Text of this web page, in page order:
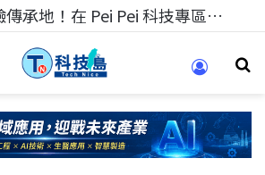
科技人的經驗傳承地！在 Pei Pei 科技專區，與學弟妹交流最硬核的技術